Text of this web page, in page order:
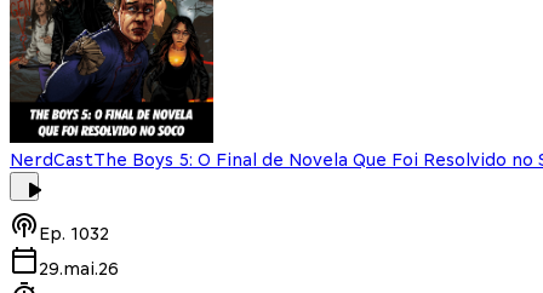
NerdCastThe Boys 5: O Final de Novela Que Foi Resolvido no
Ep. 1032
29.mai.26